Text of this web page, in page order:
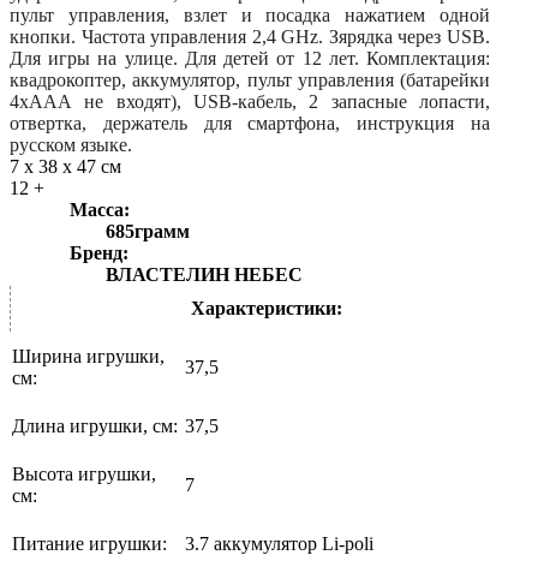
пульт управления, взлет и посадка нажатием одной
кнопки. Частота управления 2,4 GHz. Зярядка через USB.
Для игры на улице. Для детей от 12 лет. Комплектация:
квадрокоптер, аккумулятор, пульт управления (батарейки
4хААА не входят), USB-кабель, 2 запасные лопасти,
отвертка, держатель для смартфона, инструкция на
русском языке.
7 x 38 x 47 см
12 +
Масса:
685грамм
Бренд:
ВЛАСТЕЛИН НЕБЕС
Характеристики:
Ширина игрушки,
см:
37,5
Длина игрушки, см: 37,5
Высота игрушки,
см:
7
Питание игрушки: 3.7 аккумулятор Li-poli